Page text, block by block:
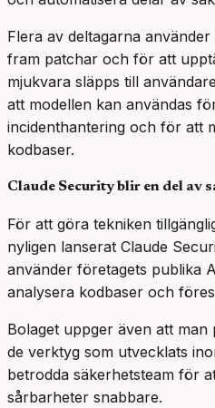
Flera av deltagarna
fram patchar och för att
mjukvara släpps till
att modellen kan användas
incidenthantering och för att
kodbaser.
Claude Security blir en del av
För att göra tekniken
nyligen lanserat Claude
använder företagets publika
analysera kodbaser och
Bolaget uppger även att man
de verktyg som utvecklats
betrodda säkerhetsteam för
sårbarheter snabbare.